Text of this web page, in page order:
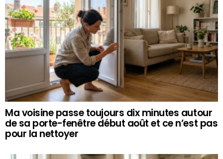
Ma voisine passe toujours dix minutes autour
de sa porte-fenêtre début août et ce n’est pas
pour la nettoyer